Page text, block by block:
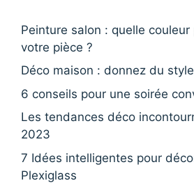
Peinture salon : quelle
votre pièce ?
Déco maison : donnez du
6 conseils pour une soirée
Les tendances déco
2023
7 Idées intelligentes pour
Plexiglass